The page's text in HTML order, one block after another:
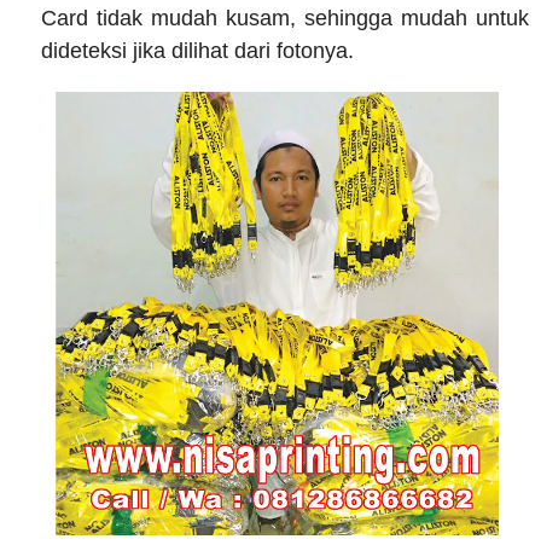
Card tidak mudah kusam, sehingga mudah untuk
dideteksi jika dilihat dari fotonya.